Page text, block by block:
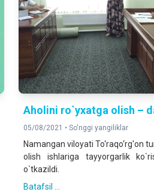
Aholini ro`yxatga olish –
05/08/2021 • So'nggi yangiliklar
Namangan viloyati To‘raqo‘rg'on
olish ishlariga tayyorgarlik
o`tkazildi.
Batafsil ...